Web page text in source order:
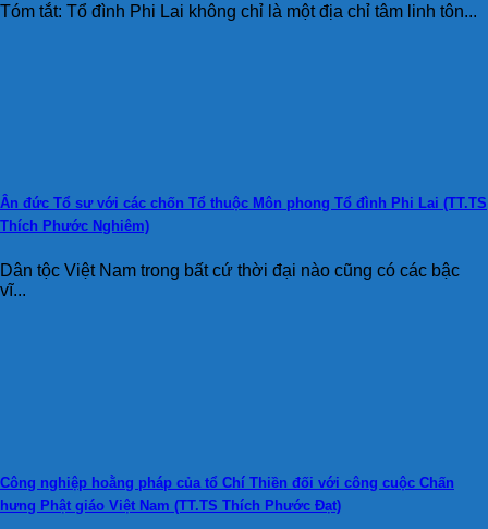
Tóm tắt: Tổ đình Phi Lai không chỉ là một địa chỉ tâm linh tôn...
Ân đức Tổ sư với các chốn Tổ thuộc Môn phong Tổ đình Phi Lai (TT.TS
Thích Phước Nghiêm)
Dân tộc Việt Nam trong bất cứ thời đại nào cũng có các bậc
vĩ...
Công nghiệp hoằng pháp của tổ Chí Thiền đối với công cuộc Chấn
hưng Phật giáo Việt Nam (TT.TS Thích Phước Đạt)